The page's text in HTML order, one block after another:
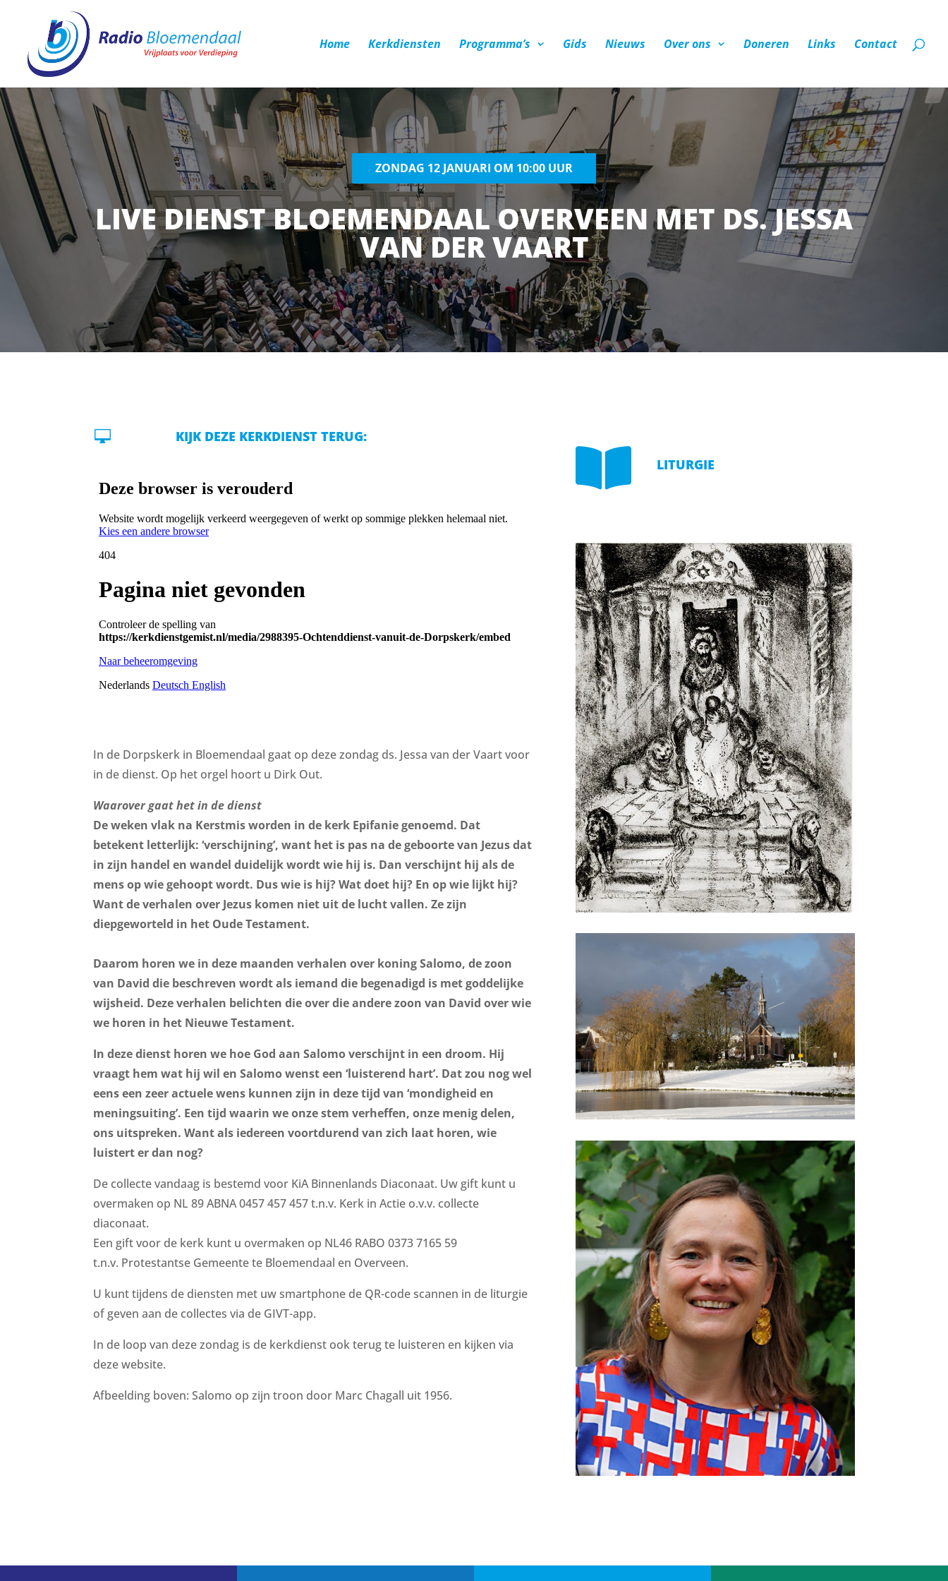
Home Kerkdiensten Programma’s Gids Nieuws Over ons Doneren Links Contact
ZONDAG 12 JANUARI OM 10:00 UUR
LIVE DIENST BLOEMENDAAL OVERVEEN MET DS. JESSA
VAN DER VAART
 KIJK DEZE KERKDIENST TERUG:
In de Dorpskerk in Bloemendaal gaat op deze zondag ds. Jessa van der Vaart voor
in de dienst. Op het orgel hoort u Dirk Out.
Waarover gaat het in de dienst
De weken vlak na Kerstmis worden in de kerk Epifanie genoemd. Dat
betekent letterlijk: ‘verschijning’, want het is pas na de geboorte van Jezus dat
in zijn handel en wandel duidelijk wordt wie hij is. Dan verschijnt hij als de
mens op wie gehoopt wordt. Dus wie is hij? Wat doet hij? En op wie lijkt hij?
Want de verhalen over Jezus komen niet uit de lucht vallen. Ze zijn
diepgeworteld in het Oude Testament.
Daarom horen we in deze maanden verhalen over koning Salomo, de zoon
van David die beschreven wordt als iemand die begenadigd is met goddelijke
wijsheid. Deze verhalen belichten die over die andere zoon van David over wie
we horen in het Nieuwe Testament.
In deze dienst horen we hoe God aan Salomo verschijnt in een droom. Hij
vraagt hem wat hij wil en Salomo wenst een ‘luisterend hart’. Dat zou nog wel
eens een zeer actuele wens kunnen zijn in deze tijd van ‘mondigheid en
meningsuiting’. Een tijd waarin we onze stem verheffen, onze menig delen,
ons uitspreken. Want als iedereen voortdurend van zich laat horen, wie
luistert er dan nog?
De collecte vandaag is bestemd voor KiA Binnenlands Diaconaat. Uw gift kunt u
overmaken op NL 89 ABNA 0457 457 457 t.n.v. Kerk in Actie o.v.v. collecte
diaconaat.
Een gift voor de kerk kunt u overmaken op NL46 RABO 0373 7165 59
t.n.v. Protestantse Gemeente te Bloemendaal en Overveen.
U kunt tijdens de diensten met uw smartphone de QR-code scannen in de liturgie
of geven aan de collectes via de GIVT-app.
In de loop van deze zondag is de kerkdienst ook terug te luisteren en kijken via
deze website.
Afbeelding boven: Salomo op zijn troon door Marc Chagall uit 1956.
 LITURGIE